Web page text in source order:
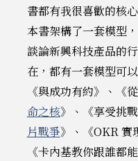
書都有我很喜歡的核
本書架構了一套模型
談論新興科技產品的
在，都有一套模型可
《與成功有約》、《
命之核》、《享受挑
片戰爭》、《OKR 實
《卡內基教你跟誰都